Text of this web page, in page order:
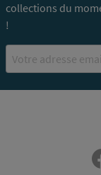
collections du
!